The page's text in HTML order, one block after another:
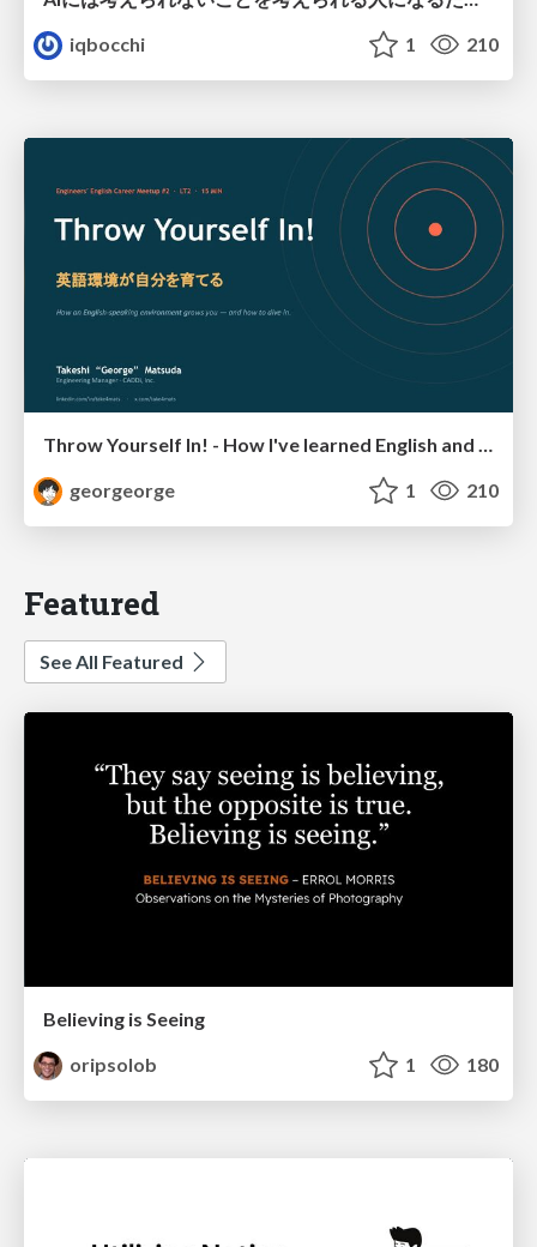
iqbocchi
1 210
Throw Yourself In! - How I've learned English and What I'm Facing
georgeorge
1 210
Featured
See All Featured
Believing is Seeing
oripsolob
1 180